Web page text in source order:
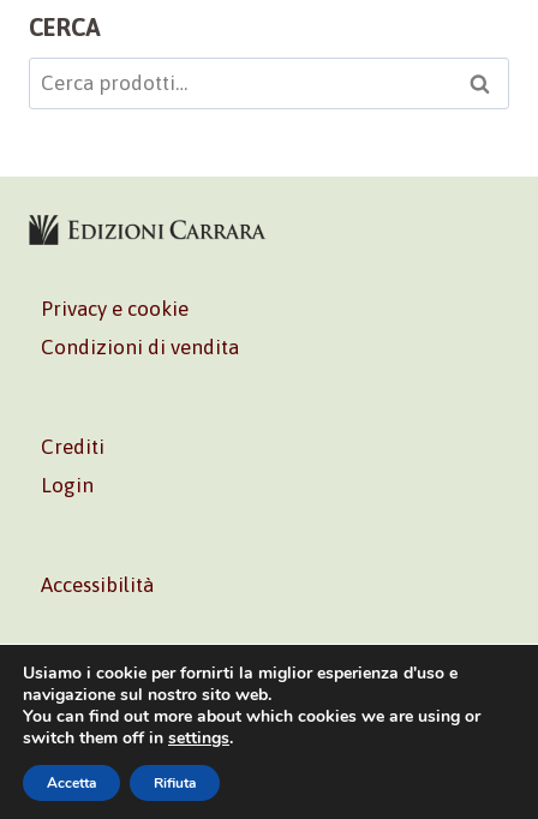
CERCA
Cerca: Cerca
Privacy e cookie
Condizioni di vendita
Crediti
Login
Accessibilità
Volontè & Co. Srl – P.I. 06181480960 –info@volonte-
Usiamo i cookie per fornirti la miglior esperienza d'uso e
navigazione sul nostro sito web.
You can find out more about which cookies we are using or
switch them off in settings.
Accetta Rifiuta